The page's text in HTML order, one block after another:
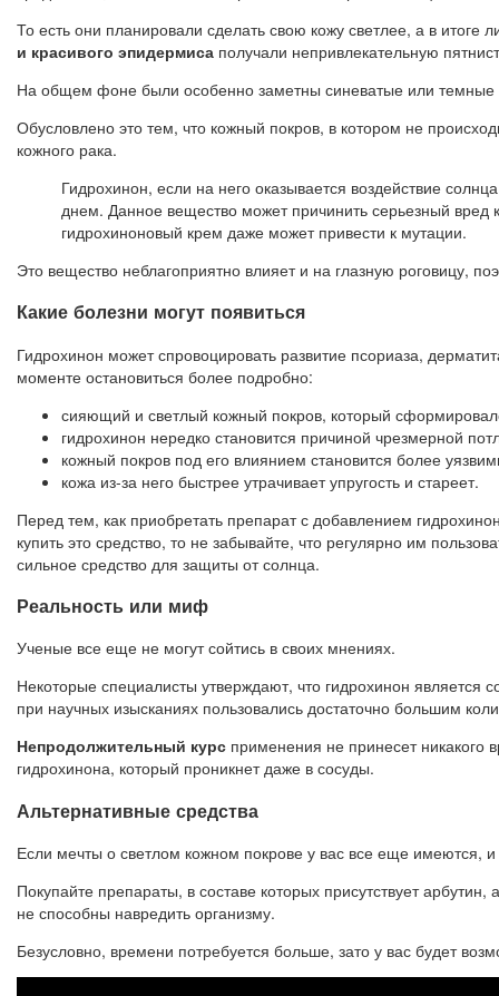
То есть они планировали сделать свою кожу светлее, а в
и красивого эпидермиса получали непривлекательную
На общем фоне были особенно заметны синеватые или темные
Обусловлено это тем, что кожный покров, в котором не
кожного рака.
Гидрохинон, если на него оказывается воздействие
днем. Данное вещество может причинить серьезный вред
гидрохиноновый крем даже может привести к мутации.
Это вещество неблагоприятно влияет и на глазную роговицу,
Какие болезни могут появиться
Гидрохинон может спровоцировать развитие псориаза,
моменте остановиться более подробно:
сияющий и светлый кожный покров, который
гидрохинон нередко становится причиной чрезмерной
кожный покров под его влиянием становится более
кожа из-за него быстрее утрачивает упругость и стареет.
Перед тем, как приобретать препарат с добавлением
купить это средство, то не забывайте, что регулярно им
сильное средство для защиты от солнца.
Реальность или миф
Ученые все еще не могут сойтись в своих мнениях.
Некоторые специалисты утверждают, что гидрохинон является
при научных изысканиях пользовались достаточно большим
Непродолжительный курс применения не принесет никакого
гидрохинона, который проникнет даже в сосуды.
Альтернативные средства
Если мечты о светлом кожном покрове у вас все еще имеются,
Покупайте препараты, в составе которых присутствует
не способны навредить организму.
Безусловно, времени потребуется больше, зато у вас будет